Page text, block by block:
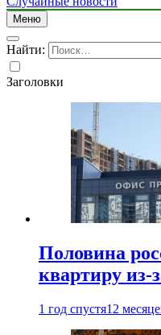
Меню
Найти:
Заголовки
Половина
квартиру из-
1 год спустя12